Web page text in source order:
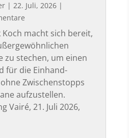
| 22. Juli, 2026|
macht sich bereit,
zu stechen, um einen
für die Einhand-
Zwischenstopps
aufzustellen.
Vairé, 21. Juli 2026,